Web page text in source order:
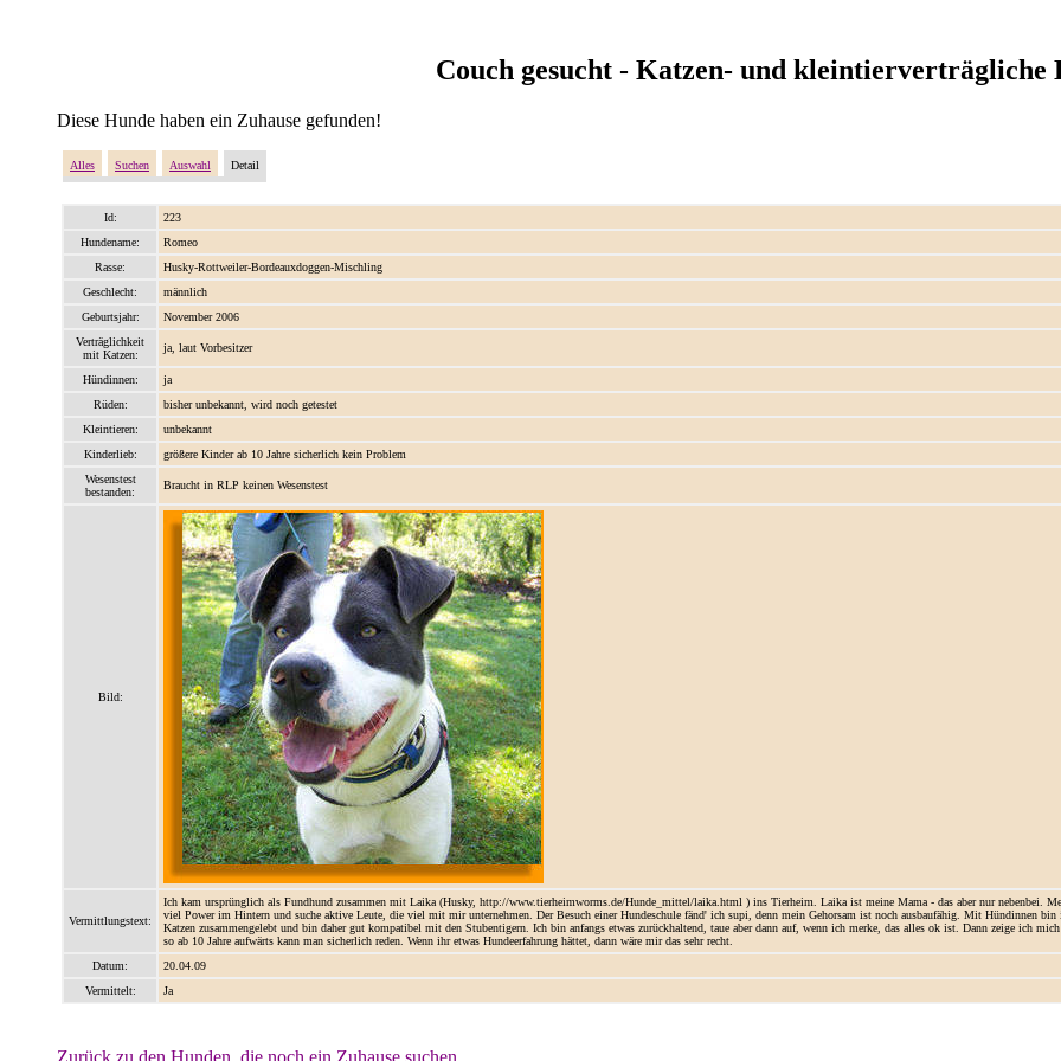
Couch gesucht - Katzen- und kleintierverträgliche
Diese Hunde haben ein Zuhause gefunden!
Alles Suchen Auswahl Detail
Id:
223
Hundename:
Romeo
Rasse:
Husky-Rottweiler-Bordeauxdoggen-Mischling
Geschlecht:
männlich
Geburtsjahr:
November 2006
Verträglichkeit
mit Katzen:
ja, laut Vorbesitzer
Hündinnen:
ja
Rüden:
bisher unbekannt, wird noch getestet
Kleintieren:
unbekannt
Kinderlieb:
größere Kinder ab 10 Jahre sicherlich kein Problem
Wesenstest
bestanden:
Braucht in RLP keinen Wesenstest
Bild:
Vermittlungstext:
Ich kam ursprünglich als Fundhund zusammen mit Laika (Husky, http://www.tierheimworms.de/Hunde_mittel/laika.html ) ins Tierheim. Laika ist meine Mama - das aber nur nebenbei.
viel Power im Hintern und suche aktive Leute, die viel mit mir unternehmen. Der Besuch einer Hundeschule fänd' ich supi, denn mein Gehorsam ist noch ausbaufähig. Mit Hündinnen
Katzen zusammengelebt und bin daher gut kompatibel mit den Stubentigern. Ich bin anfangs etwas zurückhaltend, taue aber dann auf, wenn ich merke, das alles ok ist. Dann zeige ich
so ab 10 Jahre aufwärts kann man sicherlich reden. Wenn ihr etwas Hundeerfahrung hättet, dann wäre mir das sehr recht.
Datum:
20.04.09
Vermittelt:
Ja
Zurück zu den Hunden, die noch ein Zuhause suchen